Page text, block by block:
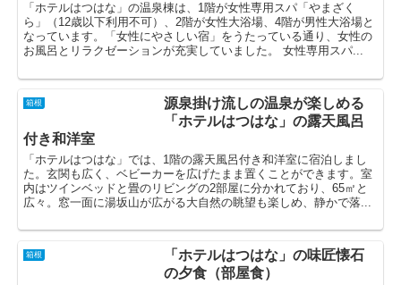
「ホテルはつはな」の温泉棟は、1階が女性専用スパ「やまざく
ら」（12歳以下利用不可）、2階が女性大浴場、4階が男性大浴場と
なっています。「女性にやさしい宿」をうたっている通り、女性の
お風呂とリラクゼーションが充実していました。 女性専用スパ...
箱根
源泉掛け流しの温泉が楽しめる
「ホテルはつはな」の露天風呂
付き和洋室
「ホテルはつはな」では、1階の露天風呂付き和洋室に宿泊しまし
た。玄関も広く、ベビーカーを広げたまま置くことができます。室
内はツインベッドと畳のリビングの2部屋に分かれており、65㎡と
広々。窓一面に湯坂山が広がる大自然の眺望も楽しめ、静かで落...
箱根
「ホテルはつはな」の味匠懐石
の夕食（部屋食）